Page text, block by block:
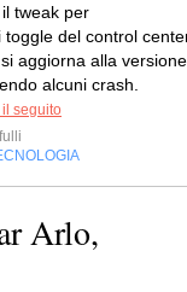
tweak per
toggle del control
aggiorna alla versione
alcuni crash.
il seguito
Arlo,